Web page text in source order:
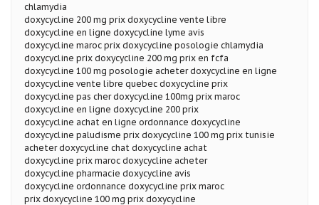
chlamydia
doxycycline 200 mg prix doxycycline vente libre
doxycycline en ligne doxycycline lyme avis
doxycycline maroc prix doxycycline posologie chlamydia
doxycycline prix doxycycline 200 mg prix en fcfa
doxycycline 100 mg posologie acheter doxycycline en ligne
doxycycline vente libre quebec doxycycline prix
doxycycline pas cher doxycycline 100mg prix maroc
doxycycline en ligne doxycycline 200 prix
doxycycline achat en ligne ordonnance doxycycline
doxycycline paludisme prix doxycycline 100 mg prix tunisie
acheter doxycycline chat doxycycline achat
doxycycline prix maroc doxycycline acheter
doxycycline pharmacie doxycycline avis
doxycycline ordonnance doxycycline prix maroc
prix doxycycline 100 mg prix doxycycline